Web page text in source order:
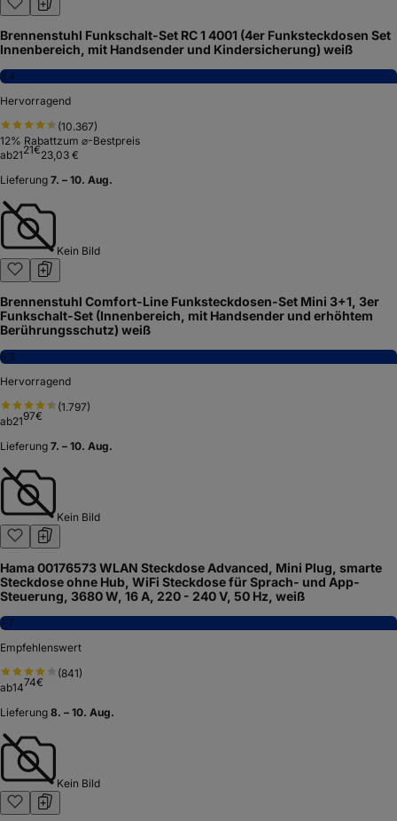
Brennenstuhl Funkschalt-Set RC 1 4001 (4er Funksteckdosen Set
Innenbereich, mit Handsender und Kindersicherung) weiß
8,4
Hervorragend
(10.367)
12% Rabattzum ⌀-Bestpreis
ab2121€23,03 €
Lieferung 7. – 10. Aug.
Kein Bild
Brennenstuhl Comfort-Line Funksteckdosen-Set Mini 3+1, 3er
Funkschalt-Set (Innenbereich, mit Handsender und erhöhtem
Berührungsschutz) weiß
8,3
Hervorragend
(1.797)
ab2197€
Lieferung 7. – 10. Aug.
Kein Bild
Hama ‎00176573 WLAN Steckdose Advanced, Mini Plug, smarte
Steckdose ohne Hub, WiFi Steckdose für Sprach- und App-
Steuerung, 3680 W, 16 A, 220 - 240 V, 50 Hz, weiß
7,7
Empfehlenswert
(841)
ab1474€
Lieferung 8. – 10. Aug.
Kein Bild